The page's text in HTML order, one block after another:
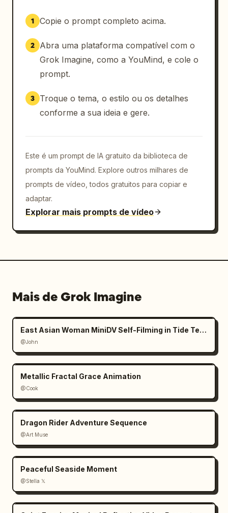
1 Copie o prompt completo acima.
2
Abra uma plataforma compatível com o
Grok Imagine, como a YouMind, e cole o
prompt.
3
Troque o tema, o estilo ou os detalhes
conforme a sua ideia e gere.
Este é um prompt de IA gratuito da biblioteca de
prompts da YouMind. Explore outros milhares de
prompts de vídeo, todos gratuitos para copiar e
adaptar.
Explorar mais prompts de vídeo
Mais de Grok Imagine
East Asian Woman MiniDV Self-Filming in Tide Temple
@John
Metallic Fractal Grace Animation
@Cook
Dragon Rider Adventure Sequence
@Art Muse
Peaceful Seaside Moment
@Stella 𝕏